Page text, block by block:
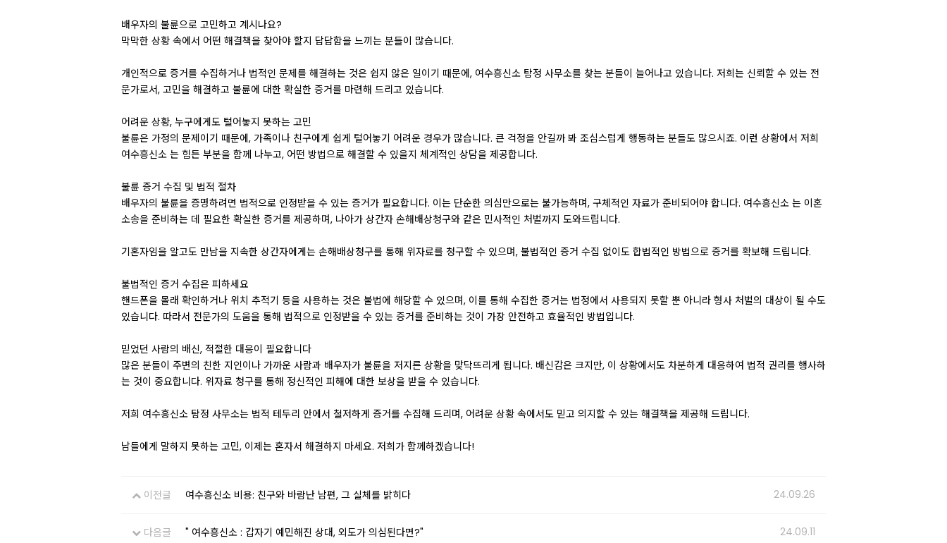
배우자의 불륜으로 고민하고 계시나요?
막막한 상황 속에서 어떤 해결책을 찾아야 할지 답답함을 느끼는 분들이 많습니다.
개인적으로 증거를 수집하거나 법적인 문제를 해결하는 것은 쉽지 않은 일이기 때문에, 여수흥신소 탐정 사무소를 찾는 분들이 늘어나고 있습니다. 저희는 신뢰할 수 있는 전
문가로서, 고민을 해결하고 불륜에 대한 확실한 증거를 마련해 드리고 있습니다.
어려운 상황, 누구에게도 털어놓지 못하는 고민
불륜은 가정의 문제이기 때문에, 가족이나 친구에게 쉽게 털어놓기 어려운 경우가 많습니다. 큰 걱정을 안길까 봐 조심스럽게 행동하는 분들도 많으시죠. 이런 상황에서 저희
여수흥신소 는 힘든 부분을 함께 나누고, 어떤 방법으로 해결할 수 있을지 체계적인 상담을 제공합니다.
불륜 증거 수집 및 법적 절차
배우자의 불륜을 증명하려면 법적으로 인정받을 수 있는 증거가 필요합니다. 이는 단순한 의심만으로는 불가능하며, 구체적인 자료가 준비되어야 합니다. 여수흥신소 는 이혼
소송을 준비하는 데 필요한 확실한 증거를 제공하며, 나아가 상간자 손해배상청구와 같은 민사적인 처벌까지 도와드립니다.
기혼자임을 알고도 만남을 지속한 상간자에게는 손해배상청구를 통해 위자료를 청구할 수 있으며, 불법적인 증거 수집 없이도 합법적인 방법으로 증거를 확보해 드립니다.
불법적인 증거 수집은 피하세요
핸드폰을 몰래 확인하거나 위치 추적기 등을 사용하는 것은 불법에 해당할 수 있으며, 이를 통해 수집한 증거는 법정에서 사용되지 못할 뿐 아니라 형사 처벌의 대상이 될 수도
있습니다. 따라서 전문가의 도움을 통해 법적으로 인정받을 수 있는 증거를 준비하는 것이 가장 안전하고 효율적인 방법입니다.
믿었던 사람의 배신, 적절한 대응이 필요합니다
많은 분들이 주변의 친한 지인이나 가까운 사람과 배우자가 불륜을 저지른 상황을 맞닥뜨리게 됩니다. 배신감은 크지만, 이 상황에서도 차분하게 대응하여 법적 권리를 행사하
는 것이 중요합니다. 위자료 청구를 통해 정신적인 피해에 대한 보상을 받을 수 있습니다.
저희 여수흥신소 탐정 사무소는 법적 테두리 안에서 철저하게 증거를 수집해 드리며, 어려운 상황 속에서도 믿고 의지할 수 있는 해결책을 제공해 드립니다.
남들에게 말하지 못하는 고민, 이제는 혼자서 해결하지 마세요. 저희가 함께하겠습니다!
이전글 여수흥신소 비용: 친구와 바람난 남편, 그 실체를 밝히다 24.09.26
다음글 " 여수흥신소 : 갑자기 예민해진 상대, 외도가 의심된다면?" 24.09.11